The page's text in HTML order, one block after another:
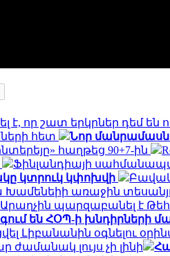
է, որ շատ երկրներ դեմ
հետ
Նոր
հաղթեց 90+7-ին
Ֆինլանդիայի
կտրուկ կփոխվի
առաջին
պարզաբանել է
են ՀՕՊ-ի խնդիրների
Լիբանանին օգնելու
ժամանակ լույս չի լինի